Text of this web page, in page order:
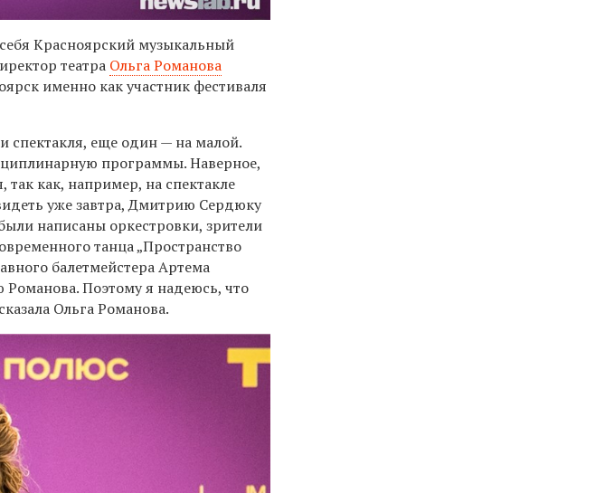
Красноярский музыкальный
театра Ольга Романова
именно как участник фестиваля
спектакля, еще один — на малой.
программы. Наверное,
как, например, на спектакле
уже завтра, Дмитрию Сердюку
написаны оркестровки, зрители
танца „Пространство
балетмейстера Артема
Романова. Поэтому я надеюсь, что
Ольга Романова.